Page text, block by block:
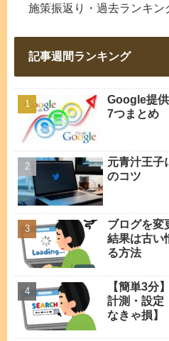
施策振返り・過去ランキン
記事週間ランキング
Google提
7つまとめ
元青汁王子
のコツ
ブログを変
結果は古い
る方法
【簡単3分
計測・設定
なきゃ損】